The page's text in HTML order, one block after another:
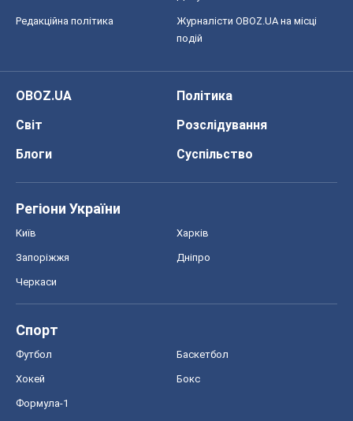
Редакційна політика
Журналісти OBOZ.UA на місці
подій
OBOZ.UA
Політика
Світ
Розслідування
Блоги
Суспільство
Регіони України
Київ Харків
Запоріжжя Дніпро
Черкаси
Спорт
Футбол Баскетбол
Хокей Бокс
Формула-1